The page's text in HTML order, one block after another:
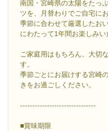
南国・宮崎県の太陽をたっ
ツを、月替わりでご自宅に
季節に合わせて厳選したお
にわたって1年間お楽しみい
ご家庭用はもちろん、大切
す。
季節ごとにお届けする宮崎
きをお過ごしください。
-------------------------------
■賞味期限